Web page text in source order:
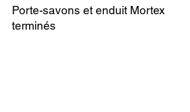
Porte-savons et enduit Mortex
terminés